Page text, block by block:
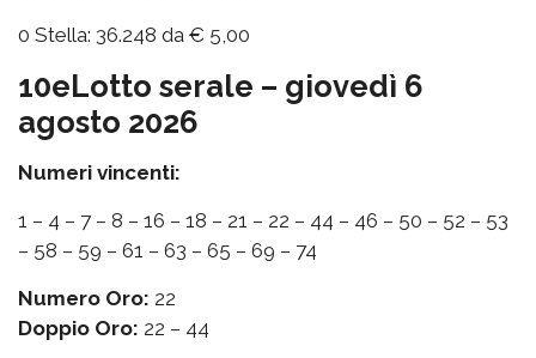
0 Stella: 36.248 da € 5,00
10eLotto serale – giovedì 6
agosto 2026
Numeri vincenti:
1 – 4 – 7 – 8 – 16 – 18 – 21 – 22 – 44 – 46 – 50 – 52 – 53
– 58 – 59 – 61 – 63 – 65 – 69 – 74
Numero Oro: 22
Doppio Oro: 22 – 44